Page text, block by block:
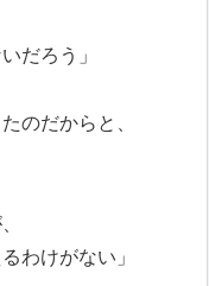
だろう」
のだからと、
わけがない」